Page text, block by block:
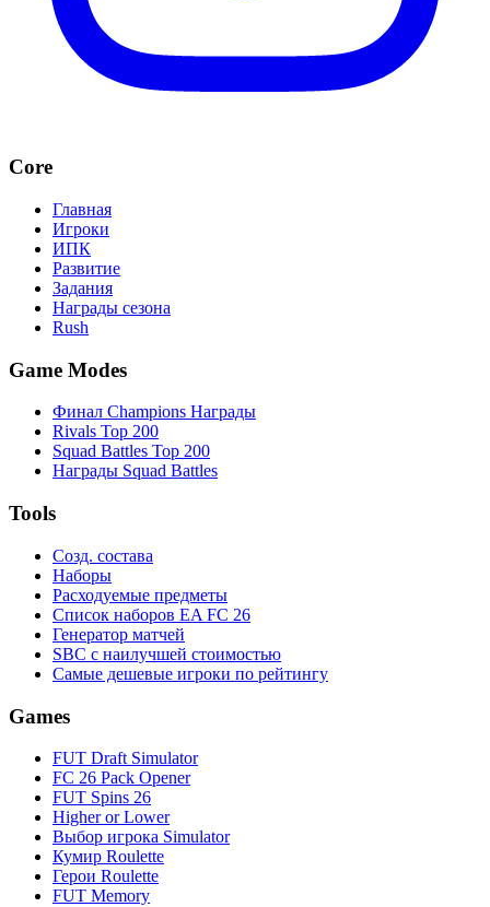
Core
Главная
Игроки
ИПК
Развитие
Задания
Награды сезона
Rush
Game Modes
Финал Champions Награды
Rivals Top 200
Squad Battles Top 200
Награды Squad Battles
Tools
Созд. состава
Наборы
Расходуемые предметы
Список наборов EA FC 26
Генератор матчей
SBC с наилучшей стоимостью
Самые дешевые игроки по рейтингу
Games
FUT Draft Simulator
FC 26 Pack Opener
FUT Spins 26
Higher or Lower
Выбор игрока Simulator
Кумир Roulette
Герои Roulette
FUT Memory